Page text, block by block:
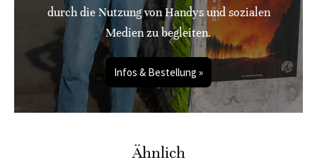
durch die Nutzung von Handys und sozialen
Medien zu begleiten.
Infos & Bestellung »
Ähnlich